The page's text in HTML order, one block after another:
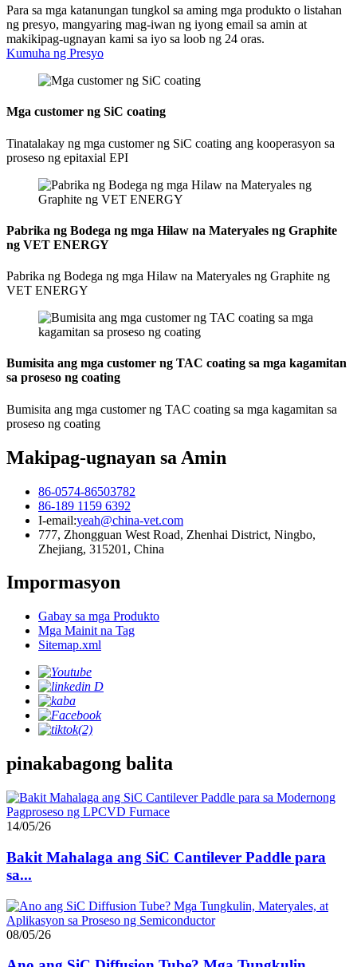
Para sa mga katanungan tungkol sa aming mga produkto o listahan
ng presyo, mangyaring mag-iwan ng iyong email sa amin at
makikipag-ugnayan kami sa iyo sa loob ng 24 oras.
Kumuha ng Presyo
Mga customer ng SiC coating
Tinatalakay ng mga customer ng SiC coating ang kooperasyon sa
proseso ng epitaxial EPI
Pabrika ng Bodega ng mga Hilaw na Materyales ng Graphite
ng VET ENERGY
Pabrika ng Bodega ng mga Hilaw na Materyales ng Graphite ng
VET ENERGY
Bumisita ang mga customer ng TAC coating sa mga kagamitan
sa proseso ng coating
Bumisita ang mga customer ng TAC coating sa mga kagamitan sa
proseso ng coating
Makipag-ugnayan sa Amin
86-0574-86503782
86-189 1159 6392
I-email:yeah@china-vet.com
777, Zhongguan West Road, Zhenhai District, Ningbo,
Zhejiang, 315201, China
Impormasyon
Gabay sa mga Produkto
Mga Mainit na Tag
Sitemap.xml
pinakabagong balita
14/05/26
Bakit Mahalaga ang SiC Cantilever Paddle para
sa...
08/05/26